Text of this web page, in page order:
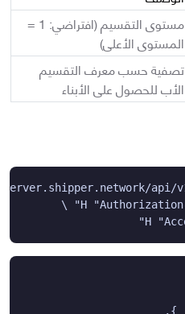
مستوى التقسيم (افتراضي: 1 =
المستوى الأعلى)
تصفية حسب معرف التقسيم
الأب للحصول على الأبناء